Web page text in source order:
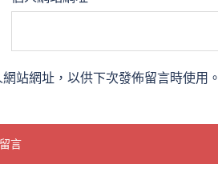
站網址，以供下次發佈留言時使用。